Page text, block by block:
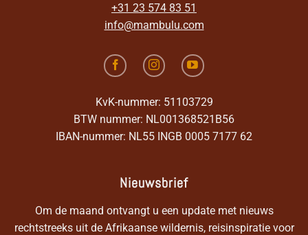
+31 23 574 83 51
info@mambulu.com
KvK-nummer: 51103729
BTW nummer: NL001368521B56
IBAN-nummer: NL55 INGB 0005 7177 62
Nieuwsbrief
Om de maand ontvangt u een update met nieuws
rechtstreeks uit de Afrikaanse wildernis, reisinspiratie voor